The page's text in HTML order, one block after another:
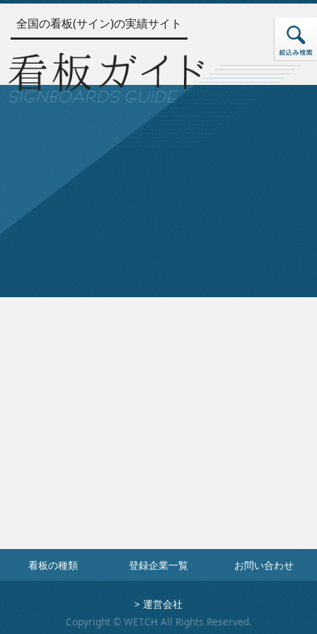
全国の看板(サイン)の実績サイト
看板の種類 登録企業一覧 お問い合わせ
> 運営会社
Copyright © WETCH All Rights Reserved.